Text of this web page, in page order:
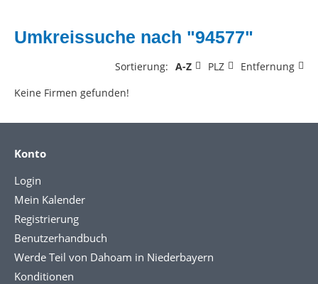
Umkreissuche nach "94577"
Sortierung: A-Z PLZ
Entfernung
Keine Firmen gefunden!
Konto
Login
Mein Kalender
Registrierung
Benutzerhandbuch
Werde Teil von Dahoam in Niederbayern
Konditionen